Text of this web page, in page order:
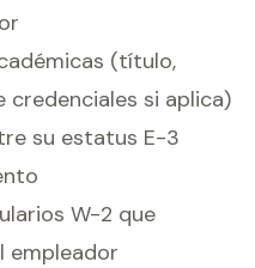
(título,
credenciales si aplica)
su estatus E-3
W-2 que
empleador